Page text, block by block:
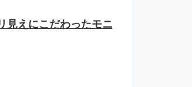
えにこだわったモニ